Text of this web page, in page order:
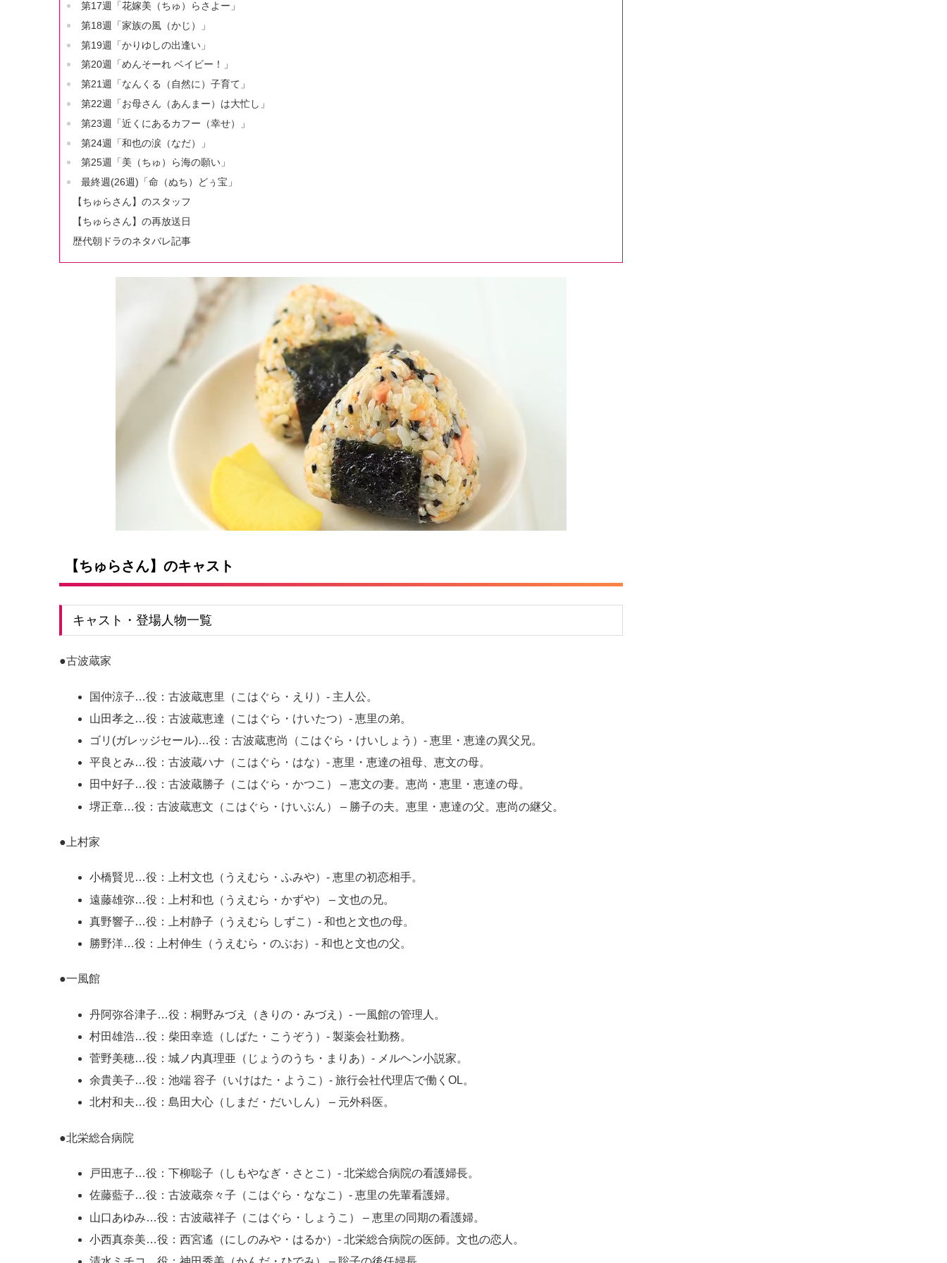
第17週「花嫁美（ちゅ）らさよー」
第18週「家族の風（かじ）」
第19週「かりゆしの出逢い」
第20週「めんそーれ ベイビー！」
第21週「なんくる（自然に）子育て」
第22週「お母さん（あんまー）は大忙し」
第23週「近くにあるカフー（幸せ）」
第24週「和也の涙（なだ）」
第25週「美（ちゅ）ら海の願い」
最終週(26週)「命（ぬち）どぅ宝」
【ちゅらさん】のスタッフ
【ちゅらさん】の再放送日
歴代朝ドラのネタバレ記事
【ちゅらさん】のキャスト
キャスト・登場人物一覧
●古波蔵家
国仲涼子…役：古波蔵恵里（こはぐら・えり）- 主人公。
山田孝之…役：古波蔵恵達（こはぐら・けいたつ）- 恵里の弟。
ゴリ(ガレッジセール)…役：古波蔵恵尚（こはぐら・けいしょう）- 恵里・恵達の異父兄。
平良とみ…役：古波蔵ハナ（こはぐら・はな）- 恵里・恵達の祖母、恵文の母。
田中好子…役：古波蔵勝子（こはぐら・かつこ） – 恵文の妻。恵尚・恵里・恵達の母。
堺正章…役：古波蔵恵文（こはぐら・けいぶん） – 勝子の夫。恵里・恵達の父。恵尚の継父。
●上村家
小橋賢児…役：上村文也（うえむら・ふみや）- 恵里の初恋相手。
遠藤雄弥…役：上村和也（うえむら・かずや） – 文也の兄。
真野響子…役：上村静子（うえむら しずこ）- 和也と文也の母。
勝野洋…役：上村伸生（うえむら・のぶお）- 和也と文也の父。
●一風館
丹阿弥谷津子…役：桐野みづえ（きりの・みづえ）- 一風館の管理人。
村田雄浩…役：柴田幸造（しばた・こうぞう）- 製薬会社勤務。
菅野美穂…役：城ノ内真理亜（じょうのうち・まりあ）- メルヘン小説家。
余貴美子…役：池端 容子（いけはた・ようこ）- 旅行会社代理店で働くOL。
北村和夫…役：島田大心（しまだ・だいしん） – 元外科医。
●北栄総合病院
戸田恵子…役：下柳聡子（しもやなぎ・さとこ）- 北栄総合病院の看護婦長。
佐藤藍子…役：古波蔵奈々子（こはぐら・ななこ）- 恵里の先輩看護婦。
山口あゆみ…役：古波蔵祥子（こはぐら・しょうこ） – 恵里の同期の看護婦。
小西真奈美…役：西宮遙（にしのみや・はるか）- 北栄総合病院の医師。文也の恋人。